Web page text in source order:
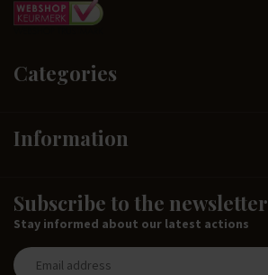
Categories
Information
Subscribe to the newsletter
Stay informed about our latest actions